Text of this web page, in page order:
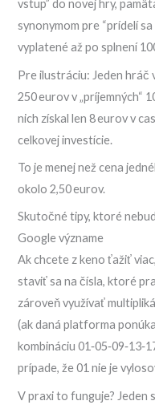
vstup” do novej hry,
synonymom pre “prídelí
vyplatené až po splnení
Pre ilustráciu: Jeden hráč
250 eurov v „príjemných“
nich získal len 8 eurov v
celkovej investície.
To je menej než cena
okolo 2,50 eurov.
Skutočné tipy, ktoré
Google význame
Ak chcete z keno ťažiť
staviť sa na čísla, ktoré
zároveň využívať
(ak daná platforma
kombináciu
prípade, že 01 nie je
V praxi to funguje? Jeden